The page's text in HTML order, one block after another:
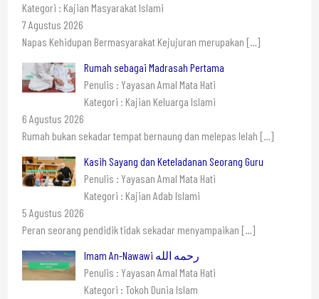
Kategori : Kajian Masyarakat Islami
7 Agustus 2026
Napas Kehidupan Bermasyarakat Kejujuran merupakan […]
Rumah sebagai Madrasah Pertama
Penulis : Yayasan Amal Mata Hati
Kategori : Kajian Keluarga Islami
6 Agustus 2026
Rumah bukan sekadar tempat bernaung dan melepas lelah […]
Kasih Sayang dan Keteladanan Seorang Guru
Penulis : Yayasan Amal Mata Hati
Kategori : Kajian Adab Islami
5 Agustus 2026
Peran seorang pendidik tidak sekadar menyampaikan […]
Imam An-Nawawi رحمه الله
Penulis : Yayasan Amal Mata Hati
Kategori : Tokoh Dunia Islam